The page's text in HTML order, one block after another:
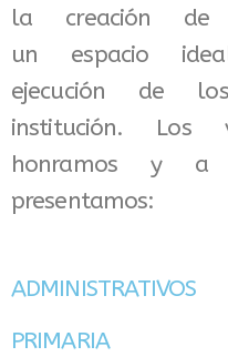
la creación de
un espacio
ejecución de
institución. Los
honramos y a
presentamos:
ADMINISTRATIVOS
PRIMARIA